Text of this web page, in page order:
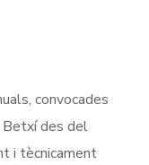
convocades
Betxí des del
i tècnicament